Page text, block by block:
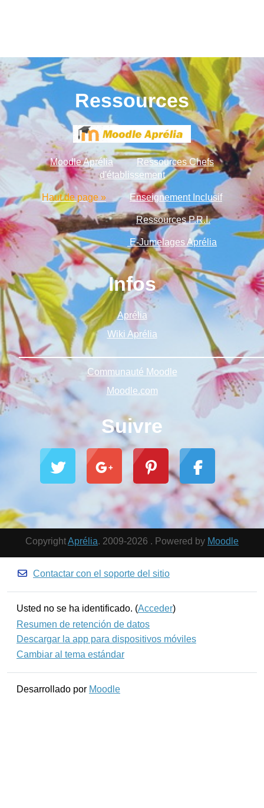
Ressources
Moodle Aprélia
Ressources Chefs
d'établissement
Haut de page » Enseignement Inclusif
Ressources P.R.I.
E-Jumelages Aprélia
Infos
Aprélia
Wiki Aprélia
Communauté Moodle
Moodle.com
Suivre
CopyrightAprélia. 2009-2026 . Powered by Moodle
Contactar con el soporte del sitio
Usted no se ha identificado. (Acceder)
Resumen de retención de datos
Descargar la app para dispositivos móviles
Cambiar al tema estándar
Desarrollado por Moodle